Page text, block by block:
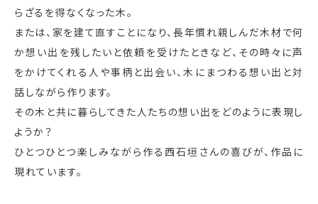
らざるを得なくなった木。
または、家を建て直すことになり、長年慣れ親しんだ木材で何
か想い出を残したいと依頼を受けたときなど、その時々に声
をかけてくれる人や事柄と出会い、木にまつわる想い出と対
話しながら作ります。
その木と共に暮らしてきた人たちの想い出をどのように表現し
ようか？
ひとつひとつ楽しみながら作る西石垣さんの喜びが、作品に
現れています。